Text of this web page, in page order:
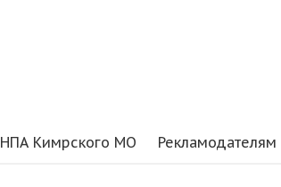
НПА Кимрского МО Рекламодателям